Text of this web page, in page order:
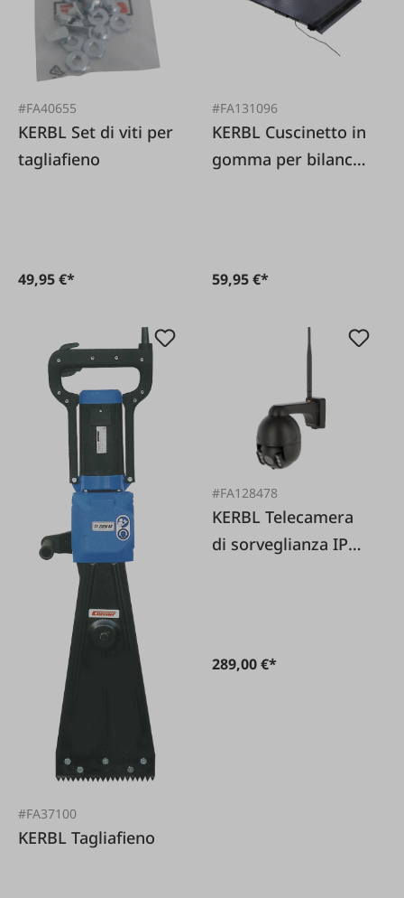
#FA40655
KERBL Set di viti per
tagliafieno
49,95 €*
#FA131096
KERBL Cuscinetto in
gomma per bilancia
59,95 €*
#FA37100
KERBL Tagliafieno
#FA128478
KERBL Telecamera
di sorveglianza IP
289,00 €*